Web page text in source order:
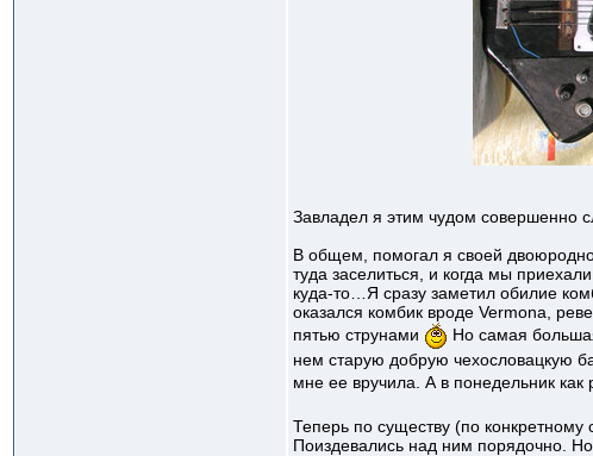
Завладел я этим чудом совершенно
В общем, помогал я своей
туда заселиться, и когда мы
куда-то…Я сразу заметил обилие
оказался комбик вроде Vermona,
пятью струнами
Но самая
нем старую добрую чехословацкую
мне ее вручила. А в понедельник
Теперь по существу (по конкретному
Поиздевались над ним порядочно.